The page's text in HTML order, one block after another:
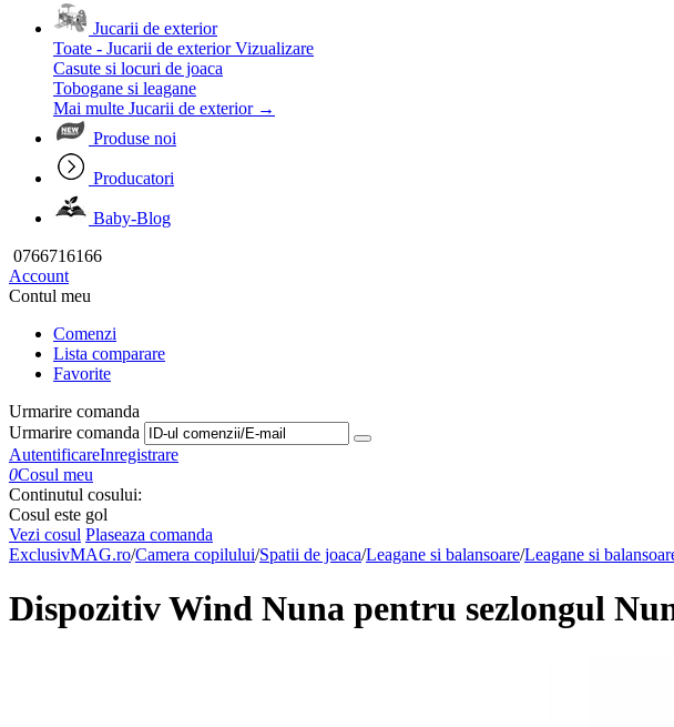
Jucarii de exterior
Toate - Jucarii de exterior Vizualizare
Casute si locuri de joaca
Tobogane si leagane
Mai multe Jucarii de exterior →
Produse noi
Producatori
Baby-Blog
0766716166
Account
Contul meu
Comenzi
Lista comparare
Favorite
Urmarire comanda
Urmarire comanda
AutentificareInregistrare
0Cosul meu
Continutul cosului:
Cosul este gol
Vezi cosul Plaseaza comanda
ExclusivMAG.ro/Camera copilului/Spatii de joaca/Leagane si balansoare/Leagane si
Dispozitiv Wind Nuna pentru sezlongul